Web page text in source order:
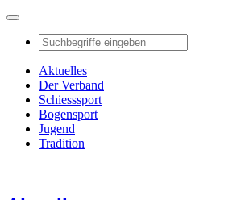
Aktuelles
Der Verband
Schiesssport
Bogensport
Jugend
Tradition